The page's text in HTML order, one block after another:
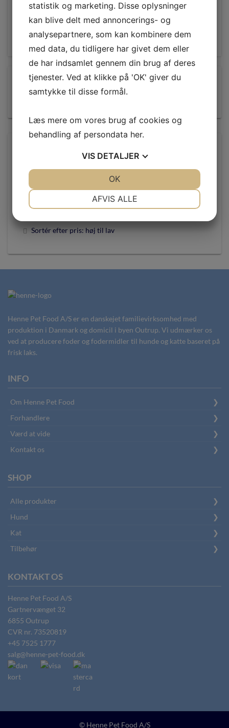
DKK 129,95
KØB NU!
KØB NU!
KURV
SORTER EFTER:
Sortér efter popularitet
Sortér efter nyeste
Sortér efter pris: høj til lav
Henne Pet Food A/S er en danskejet familievirksomhed med
produktion i Danmark og domicil i byen Outrup. Vi udmærker os
ved at producere foder og fodermidler til hunde og katte baseret på
frisk laks.
INFO
Om Henne Pet Food
Forhandlere
Værd at vide
Kontakt os
SHOP
Alle produkter
Hund
Kat
Tilbehør
KONTAKT OS
Henne Pet Food A/S
Gartnervænget 32
6855 Outrup
CVR nr. 73520819
+45 7525 1777
salg@henne-pet-food.dk
© Henne Pet Food A/S
statistik og marketing. Disse oplysninger
kan blive delt med annoncerings- og
analysepartnere, som kan kombinere dem
med data, du tidligere har givet dem eller
de har indsamlet gennem din brug af deres
tjenester. Ved at klikke på 'OK' giver du
samtykke til disse formål.
Læs mere om vores brug af cookies og
behandling af persondata her.
VIS DETALJER
MARKETING
AFVIS ALLE
OK